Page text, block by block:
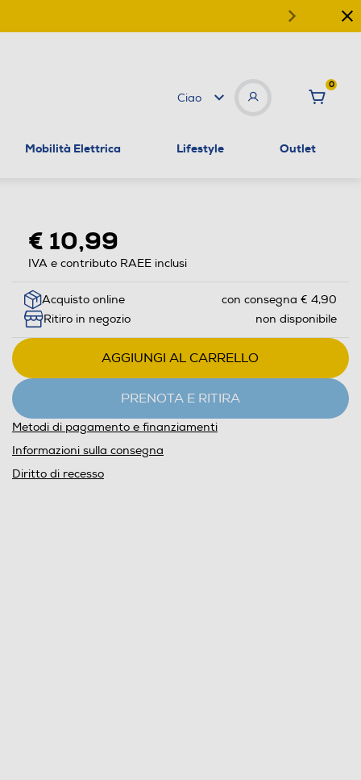
Ciao
0
Mobilità Elettrica Lifestyle Outlet
€ 10,99
IVA e contributo RAEE inclusi
Acquisto online
con consegna € 4,90
Ritiro in negozio
non disponibile
AGGIUNGI AL CARRELLO
PRENOTA E RITIRA
Metodi di pagamento e finanziamenti
Informazioni sulla consegna
Diritto di recesso